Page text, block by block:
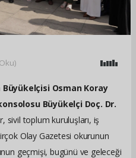
Osman Koray
Büyükelçi Doç. Dr.
sivil toplum kuruluşları, iş
Olay Gazetesi okurunun
geçmişi, bugünü ve geleceği